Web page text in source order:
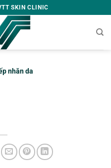
SKIN CLINIC
nhăn da